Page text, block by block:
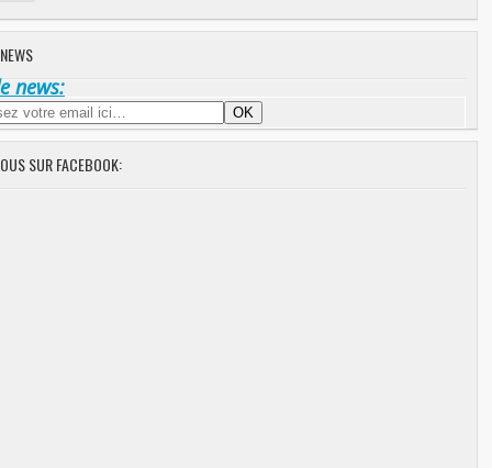
news:
SUR FACEBOOK: